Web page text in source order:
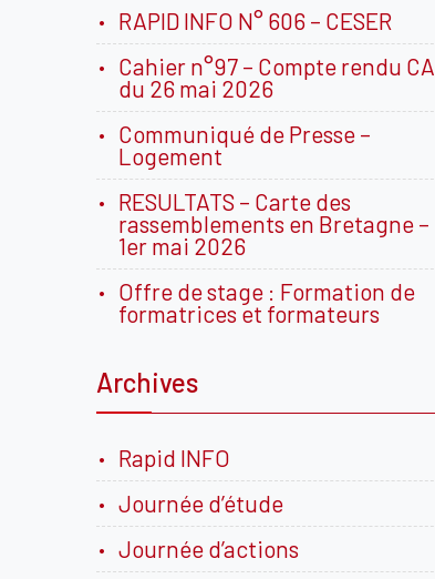
RAPID INFO N° 606 – CESER
Cahier n°97 – Compte rendu CA
du 26 mai 2026
Communiqué de Presse –
Logement
RESULTATS – Carte des
rassemblements en Bretagne –
1er mai 2026
Offre de stage : Formation de
formatrices et formateurs
Archives
Rapid INFO
Journée d’étude
Journée d’actions